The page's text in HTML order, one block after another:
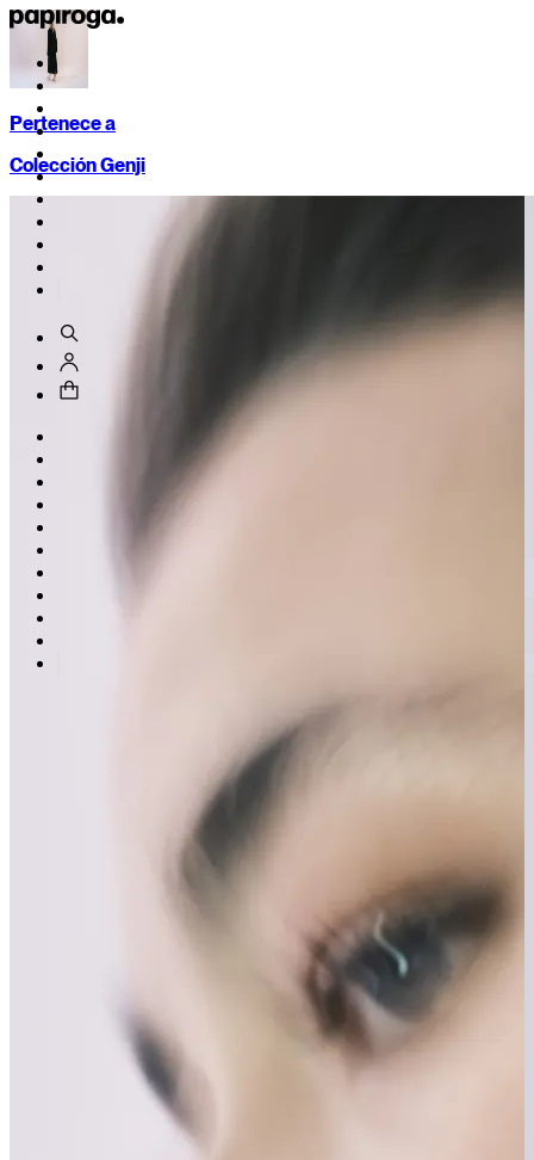
Pertenece a
Colección Genji